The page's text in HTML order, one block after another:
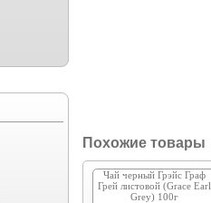
Похожие товары
Чай черный Грэйс Граф
Грей листовой (Grace Earl
Grey) 100г